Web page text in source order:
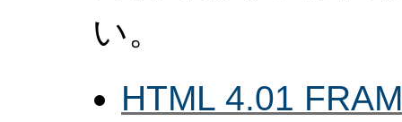
い。
HTML 4.01